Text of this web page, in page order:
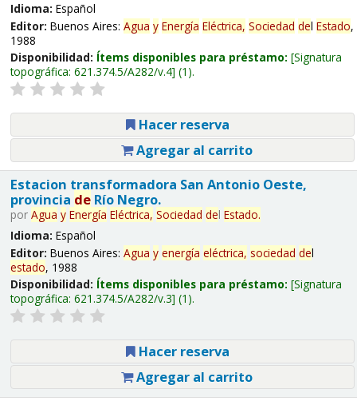
Idioma: Español
Editor: Buenos Aires: Agua y Energía Eléctrica, Sociedad del Estado,
1988
Disponibilidad: Ítems disponibles para préstamo: Signatura
topográfica: 621.374.5/A282/v.4 (1).
Hacer reserva
Agregar al carrito
Estacion transformadora San Antonio Oeste,
provincia deRío Negro.
por Agua y Energía Eléctrica, Sociedad del Estado.
Idioma: Español
Editor: Buenos Aires: Agua y energía eléctrica, sociedad del
estado, 1988
Disponibilidad: Ítems disponibles para préstamo: Signatura
topográfica: 621.374.5/A282/v.3 (1).
Hacer reserva
Agregar al carrito